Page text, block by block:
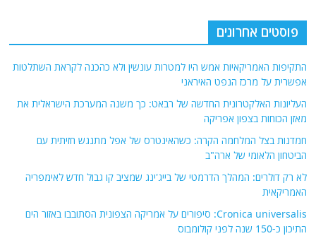
פוסטים אחרונים
התקיפות האמריקאיות אמש היו למטרות עונשין ולא כהכנה לקראת השתלטות
אפשרית על מרכז הנפט האיראני
העליונות האלקטרונית החדשה של רבאט: כך משנה המערכת הישראלית את
מאזן הכוחות בצפון אפריקה
חמדנות בצל המלחמה הקרה: כשהאינטרס של אפל מתנגש חזיתית עם
הביטחון הלאומי של ארה"ב
לא רק דולרים: המהלך הדרמטי של בייג'ינג שמציב קו גבול חדש לאימפריה
האמריקאית
Cronica universalis: סיפורים על אמריקה הצפונית הסתובבו באזור הים
התיכון כ-150 שנה לפני קולומבוס